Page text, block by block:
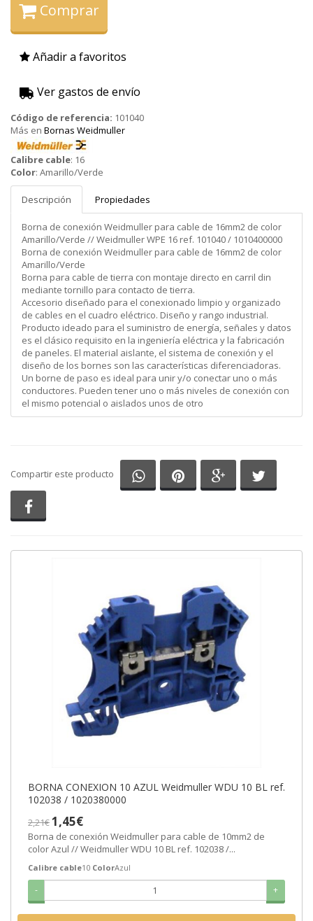
Comprar
Añadir a favoritos
Ver gastos de envío
Código de referencia: 101040
Más en Bornas Weidmuller
Weidmuller
Calibre cable: 16
Color: Amarillo/Verde
Descripción Propiedades
Borna de conexión Weidmuller para cable de 16mm2 de color
Amarillo/Verde // Weidmuller WPE 16 ref. 101040 / 1010400000
Borna de conexión Weidmuller para cable de 16mm2 de color
Amarillo/Verde
Borna para cable de tierra con montaje directo en carril din
mediante tornillo para contacto de tierra.
Accesorio diseñado para el conexionado limpio y organizado
de cables en el cuadro eléctrico. Diseño y rango industrial.
Producto ideado para el suministro de energía, señales y datos
es el clásico requisito en la ingeniería eléctrica y la fabricación
de paneles. El material aislante, el sistema de conexión y el
diseño de los bornes son las características diferenciadoras.
Un borne de paso es ideal para unir y/o conectar uno o más
conductores. Pueden tener uno o más niveles de conexión con
el mismo potencial o aislados unos de otro
Compartir este producto Compartir en Whatsapp
Compartir en Pinterest
Compartir en
BORNA CONEXION 10 AZUL Weidmuller WDU 10 BL ref.
102038 / 1020380000
2,21€1,45€
Borna de conexión Weidmuller para cable de 10mm2 de
color Azul // Weidmuller WDU 10 BL ref. 102038 /...
Calibre cable10 ColorAzul
- +